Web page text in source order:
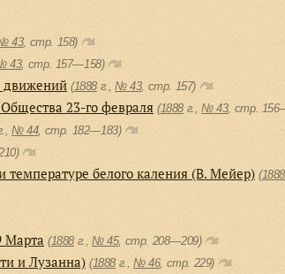
43, cтр. 158)
43, cтр. 157—158)
движений (1888 г.,№ 43, cтр. 157)
23-го февраля (1888 г.,№ 43, cтр.
№ 44, cтр. 182—183)
белого каления (В. Мейер) (1888
Марта (1888 г.,№ 45, cтр. 208—209)
и Лузанна) (1888 г.,№ 46, cтр. 229)